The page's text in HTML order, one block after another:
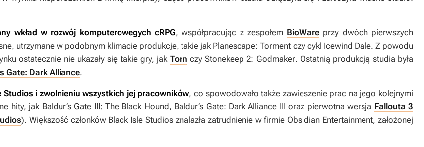
wkład w rozwój komputerowegych cRPG, współpracując z zespołem BioWare przy dwóch pierwszych
utrzymane w podobnym klimacie produkcje, takie jak Planescape: Torment czy cykl Icewind Dale. Z powodu
ostatecznie nie ukazały się takie gry, jak Torn czyStonekeep 2: Godmaker. Ostatnią produkcją studia była
Gate: Dark Alliance.
i zwolnieniu wszystkich jej pracowników, co spowodowało także zawieszenie prac na jego kolejnymi
hity, jak Baldur’s Gate III: The Black Hound, Baldur’s Gate: Dark Alliance III oraz pierwotna wersja Fallouta 3
). Większość członków Black Isle Studios znalazła zatrudnienie w firmie Obsidian Entertainment, założonej